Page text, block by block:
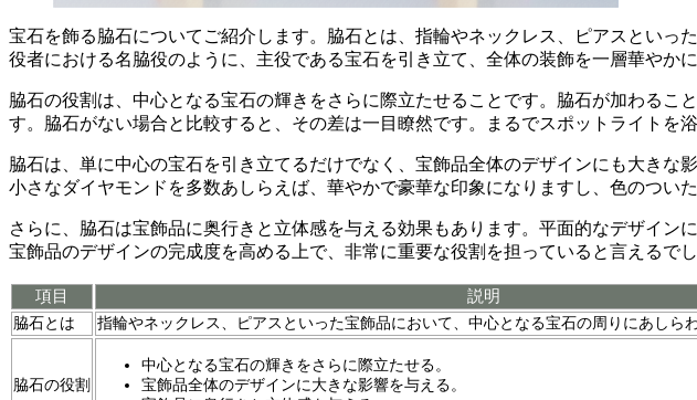
宝石を飾る脇石についてご紹介します。脇石とは、指輪やネックレス、ピアスといった
役者における名脇役のように、主役である宝石を引き立て、全体の装飾を一層華やか
脇石の役割は、 中心となる宝石の輝きをさらに際立たせること です。脇石が加わるこ
す。脇石がない場合と比較すると、その差は一目瞭然です。まるでスポットライトを
脇石は、単に中心の宝石を引き立てるだけでなく、宝飾品全体のデザインにも大きな影
小さなダイヤモンドを多数あしらえば、華やかで豪華な印象になりますし、色のつい
さらに、脇石は宝飾品に奥行きと立体感を与える効果もあります。平面的なデザイン
宝飾品のデザインの完成度を高める上で、非常に重要な役割を担っていると言えるで
項目 説明
脇石とは 指輪やネックレス、ピアスといった宝飾品において、中心となる宝石の周りにあしら
脇石の役割
中心となる宝石の輝きをさらに際立たせる。
宝飾品全体のデザインに大きな影響を与える。